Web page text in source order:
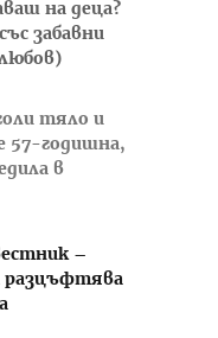
на деца?
забавни
тяло и
57-годишна,
в
–
разцъфтява